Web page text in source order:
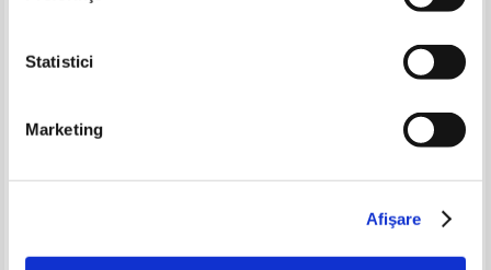
Statistici
Marketing
Afişare
Petre Barbulescu - The drama of
Adaugă în coș
Ion Miclea - Adamclisi
Lei